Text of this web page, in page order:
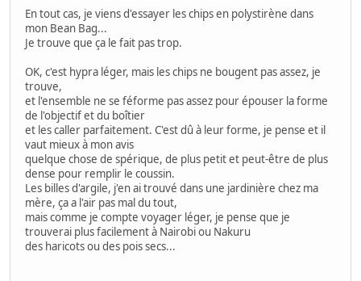
En tout cas, je viens d'essayer les chips en polystirène dans
mon Bean Bag...
Je trouve que ça le fait pas trop.
OK, c'est hypra léger, mais les chips ne bougent pas assez, je
trouve,
et l'ensemble ne se féforme pas assez pour épouser la forme
de l'objectif et du boîtier
et les caller parfaitement. C'est dû à leur forme, je pense et il
vaut mieux à mon avis
quelque chose de spérique, de plus petit et peut-être de plus
dense pour remplir le coussin.
Les billes d'argile, j'en ai trouvé dans une jardinière chez ma
mère, ça a l'air pas mal du tout,
mais comme je compte voyager léger, je pense que je
trouverai plus facilement à Nairobi ou Nakuru
des haricots ou des pois secs...